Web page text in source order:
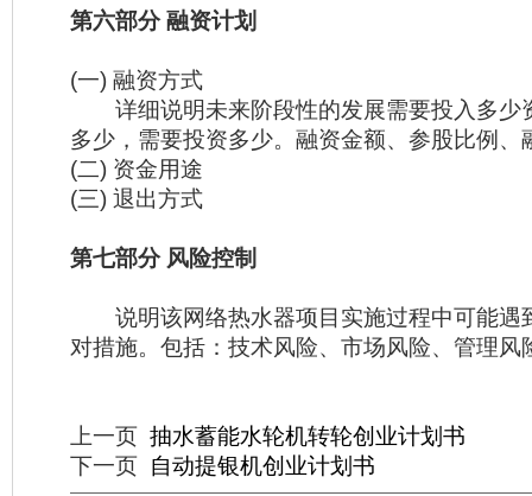
第六部分 融资计划
(一) 融资方式
详细说明未来阶段性的发展需要投入多少
多少，需要投资多少。融资金额、参股比例、
(二) 资金用途
(三) 退出方式
第七部分 风险控制
说明该网络热水器项目实施过程中可能遇
对措施。包括：技术风险、市场风险、管理风
上一页抽水蓄能水轮机转轮创业计划书
下一页 自动提银机创业计划书